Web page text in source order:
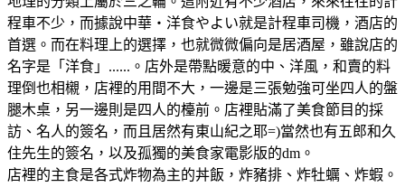
程車不少，而據說中華・洋食やよい就是計程車司機，酒店的
首選。而在料理上的選擇，也就微微偏向是居酒屋，雖說店的
名字是「洋食」......。店外是帶點暖意的中、洋風，和賣的料
理倒也相櫬，店裡的用間不大，一邊是三張勉強可坐四人的盤
腿木桌，另一邊則是四人的檯前。店裡貼滿了美食節目的採
訪、名人的簽名，而且居然有東山紀之耶=)當然也有五郎和久
住先生的簽名，以及孤獨的美食家電影版的dm。
店裡的主食是各式炸物為主的丼飯，炸豬排、炸牡蠣、炸蝦。